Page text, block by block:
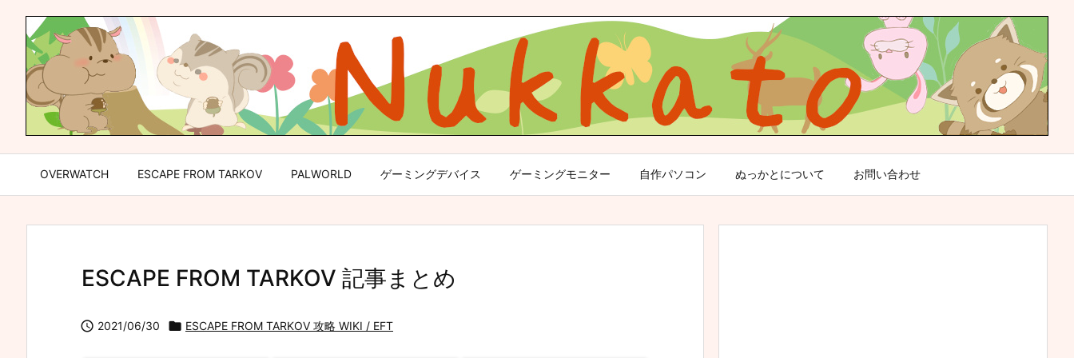
OVERWATCH ESCAPE FROM TARKOV PALWORLD ゲーミングデバイス ゲーミングモニター 自作パソコン ぬっかとについて お問い合わせ
ESCAPE FROM TARKOV 記事まとめ
 2021/06/30  ESCAPE FROM TARKOV 攻略 WIKI / EFT